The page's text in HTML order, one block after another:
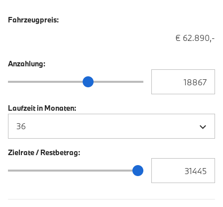
Fahrzeugpreis:
€ 62.890,-
Anzahlung:
Anzahlung Schieberegler
Laufzeit in Monaten:
Zielrate / Restbetrag:
Zielrate / Restbetrag Schieberegler